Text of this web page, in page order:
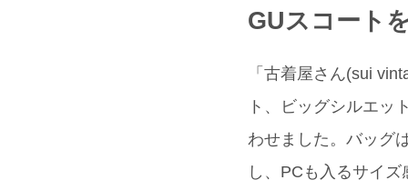
GUスコート
「古着屋さん(sui
ト、ビッグシルエ
わせました。バッグ
し、PCも入るサイ